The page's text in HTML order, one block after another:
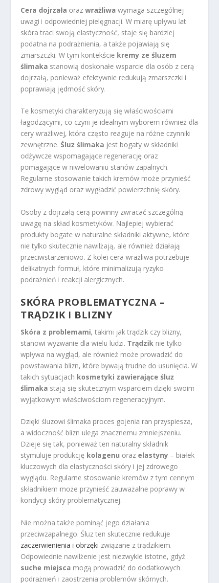
Cera dojrzała orazwrażliwa wymaga szczególnej
uwagi i odpowiedniej pielęgnacji. W miarę upływu lat
skóra traci swoją elastyczność, staje się bardziej
podatna na podrażnienia, a także pojawiają się
zmarszczki. W tym kontekście kremy ze śluzem
ślimaka stanowią doskonałe wsparcie dla osób z cerą
dojrzałą, ponieważ efektywnie redukują zmarszczki i
poprawiają jędrność skóry.
Te kosmetyki charakteryzują się właściwościami
łagodzącymi, co czyni je idealnym wyborem również dla
cery wrażliwej, która często reaguje na różne czynniki
zewnętrzne.Śluz ślimaka jest bogaty w składniki
odżywcze wspomagające regenerację oraz
pomagające w niwelowaniu stanów zapalnych.
Regularne stosowanie takich kremów może przynieść
zdrowy wygląd oraz wygładzić powierzchnię skóry.
Osoby z dojrzałą cerą powinny zwracać szczególną
uwagę na skład kosmetyków. Najlepiej wybierać
produkty bogate w naturalne składniki aktywne, które
nie tylko skutecznie nawilżają, ale również działają
przeciwstarzeniowo. Z kolei cera wrażliwa potrzebuje
delikatnych formuł, które minimalizują ryzyko
podrażnień i reakcji alergicznych.
SKÓRA PROBLEMATYCZNA –
TRĄDZIK I BLIZNY
Skóra z problemami, takimi jak trądzik czy blizny,
stanowi wyzwanie dla wielu ludzi. Trądzik nie tylko
wpływa na wygląd, ale również może prowadzić do
powstawania blizn, które bywają trudne do usunięcia. W
takich sytuacjach kosmetyki zawierające śluz
ślimaka stają się skutecznym wsparciem dzięki swoim
wyjątkowym właściwościom regeneracyjnym.
Dzięki śluzowi ślimaka proces gojenia ran przyspiesza,
a widoczność blizn ulega znacznemu zmniejszeniu.
Dzieje się tak, ponieważ ten naturalny składnik
stymuluje produkcję kolagenu oraz elastyny – białek
kluczowych dla elastyczności skóry i jej zdrowego
wyglądu. Regularne stosowanie kremów z tym cennym
składnikiem może przynieść zauważalne poprawy w
kondycji skóry problematycznej.
Nie można także pominąć jego działania
przeciwzapalnego. Śluz ten skutecznie redukuje
zaczerwienienia i obrzęki związane z trądzikiem.
Odpowiednie nawilżenie jest niezwykle istotne, gdyż
suche miejsca mogą prowadzić do dodatkowych
podrażnień i zaostrzenia problemów skórnych.